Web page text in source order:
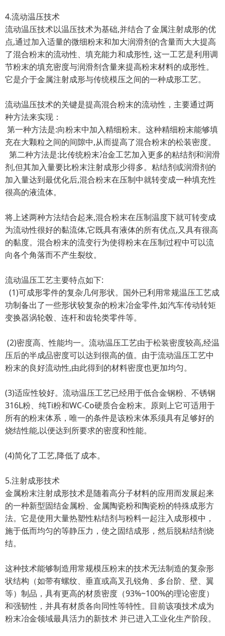
4.流动温压技术
流动温压技术以温压技术为基础,并结合了金属注射成形的优
点,通过加入适量的微细粉末和加大润滑剂的含量而大大提高
了混合粉末的流动性、填充能力和成形性, 这一工艺是利用调
节粉末的填充密度与润滑剂含量来提高粉末材料的成形性。
它是介于金属注射成形与传统模压之间的一种成形工艺。
流动温压技术的关键是提高混合粉末的流动性，主要通过两
种方法来实现：
第一种方法是:向粉末中加入精细粉末。这种精细粉末能够填
充在大颗粒之间的间隙中,从而提高了混合粉末的松装密度。
第二种方法是:比传统粉末冶金工艺加入更多的粘结剂和润滑
剂,但其加入量要比粉末注射成形少得多。粘结剂或润滑剂的
加入量达到最优化后,混合粉末在压制中就转变成一种填充性
很高的液流体。
将上述两种方法结合起来,混合粉末在压制温度下就可转变成
为流动性很好的黏流体,它既具有液体的所有优点,又具有很高
的黏度。混合粉末的流变行为使得粉末在压制过程中可以流
向各个角落而不产生裂纹。
流动温压工艺主要特点如下:
(1)可成形零件的复杂几何形状。国外已利用常规温压工艺成
功制备出了一些形状较复杂的粉末冶金零件,如汽车传动转矩
变换器涡轮毂、连杆和齿轮类零件等。
(2)密度高、性能均一。流动温压工艺由于松装密度较高,经温
压后的半成品密度可以达到很高的值。由于流动温压工艺中
粉末的良好流动性,由此得到的材料密度也更加均匀。
(3)适应性较好。流动温压工艺已经用于低合金钢粉、不锈钢
316L粉、纯Ti粉和WC-Co硬质合金粉末。原则上它可适用于
所有的粉末体系，唯一的条件是该粉末体系须具有足够好的
烧结性能,以便达到所要求的密度和性能。
(4)简化了工艺,降低了成本。
5.注射成形技术
金属粉末注射成形技术是随着高分子材料的应用而发展起来
的一种新型固结金属粉、金属陶瓷粉和陶瓷粉的特殊成形方
法。它是使用大量热塑性粘结剂与粉料一起注入成形模中，
施于低而均匀的等静压力，使之固结成形，然后脱粘结剂烧
结。
这种技术能够制造用常规模压粉末的技术无法制造的复杂形
状结构（如带有螺纹、垂直或高叉孔锐角、多台阶、壁、翼
等）制品，具有更高的材质密度（93%~100%的理论密度）
和强韧性，并具有材质各向同性等特性。目前该项技术成为
粉末冶金领域最具活力的新技术 并已进入工业化生产阶段。